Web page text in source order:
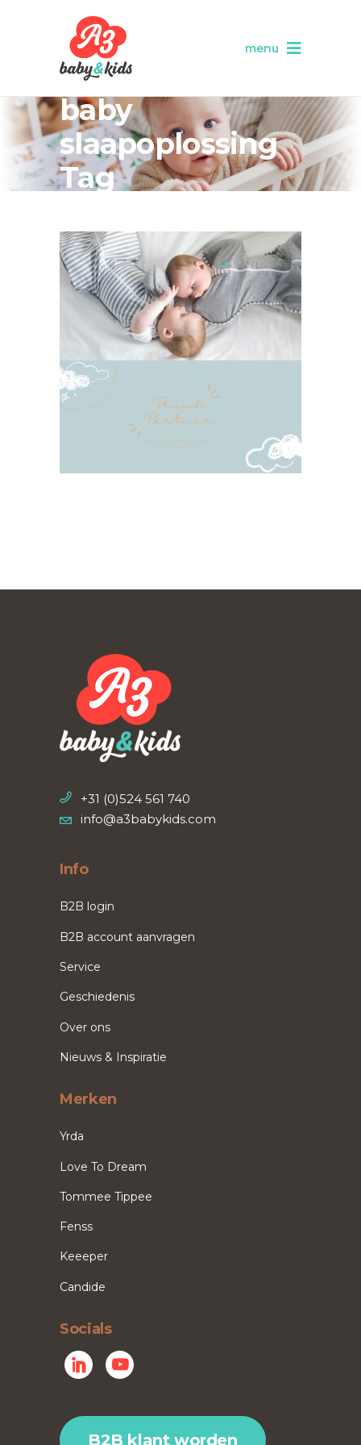
menu
baby
slaapoplossing
Tag
+31 (0)524 561 740
info@a3babykids.com
Info
B2B login
B2B account aanvragen
Service
Geschiedenis
Over ons
Nieuws & Inspiratie
Merken
Yrda
Love To Dream
Tommee Tippee
Fenss
Keeeper
Candide
Socials
B2B klant worden